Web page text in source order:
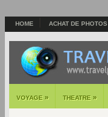
HOME ACHAT DE PHOTOS
VOYAGE » THEATRE »